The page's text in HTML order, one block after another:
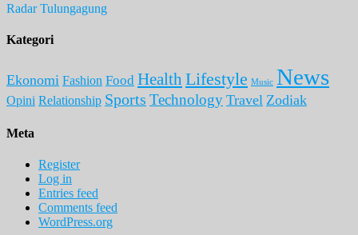
Radar Tulungagung
Kategori
Ekonomi Fashion Food Health Lifestyle Music News
Opini Relationship Sports Technology Travel Zodiak
Meta
Register
Log in
Entries feed
Comments feed
WordPress.org